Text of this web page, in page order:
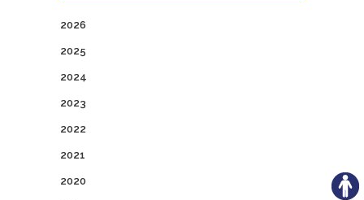
2026
2025
2024
2023
2022
2021
2020